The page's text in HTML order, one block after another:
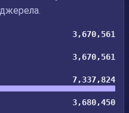
3,670,561
3,670,561
7,337,824
3,680,450